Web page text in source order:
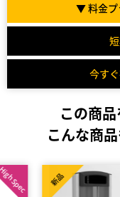
▼ 料金プ
今す
この商
こんな商
新品